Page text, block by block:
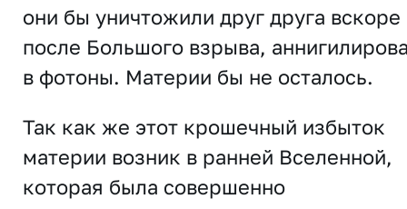
они бы уничтожили друг друга вскоре
после Большого взрыва,
в фотоны. Материи бы не осталось.
Так как же этот крошечный избыток
материи возник в ранней Вселенной,
которая была совершенно